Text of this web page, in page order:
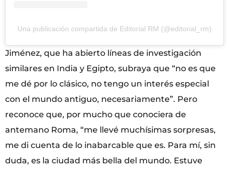
Una publicación compartida de Editorial RM (@editorial_rm)
Jiménez, que ha abierto líneas de investigación
similares en India y Egipto, subraya que “no es que
me dé por lo clásico, no tengo un interés especial
con el mundo antiguo, necesariamente”. Pero
reconoce que, por mucho que conociera de
antemano Roma, “me llevé muchísimas sorpresas,
me di cuenta de lo inabarcable que es. Para mí, sin
duda, es la ciudad más bella del mundo. Estuve